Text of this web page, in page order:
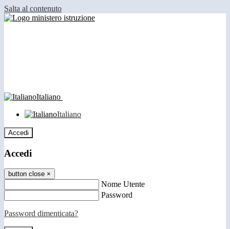
Salta al contenuto
Italiano
Italiano
Accedi
Accedi
button close ×
Nome Utente
Password
Password dimenticata?